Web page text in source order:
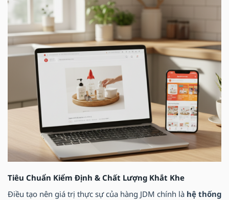
Tiêu Chuẩn Kiểm Định & Chất Lượng Khắt Khe
Điều tạo nên giá trị thực sự của hàng JDM chính là hệ thống